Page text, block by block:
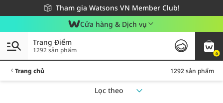
Tham gia Watsons VN Member Club!
Miễn phí giao hàng cho đơn hàng từ 249,000Đ
Giao hàng nhanh 24h - Áp dụng khu vực TP. Hồ Chí Minh
Cửa hàng & Dịch vụ
0
Trang Điểm
1292 sản phẩm
Trang chủ 1292 sản phẩm
Lọc theo